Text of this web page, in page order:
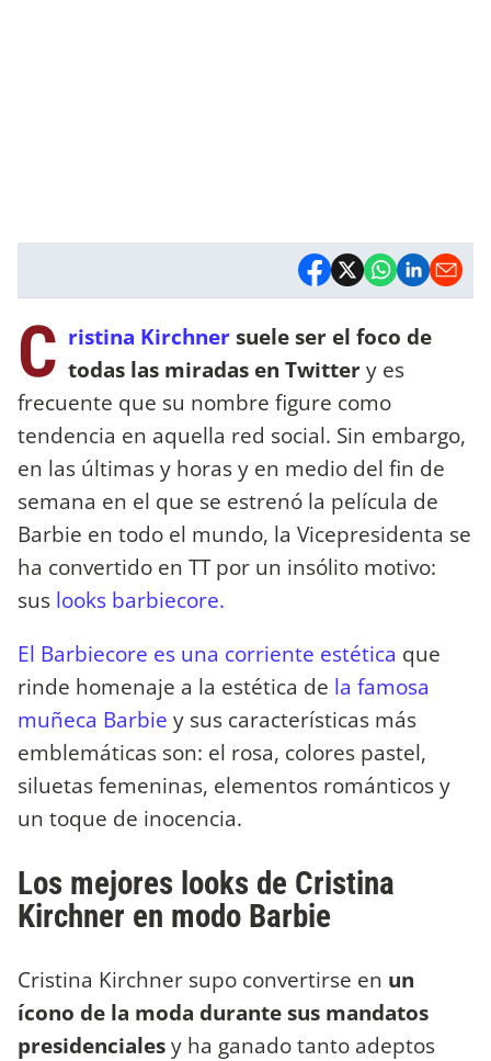
C ristina Kirchnersuele ser el foco de
todas las miradas en Twittery es
frecuente que su nombre figure como
tendencia en aquella red social. Sin embargo,
en las últimas y horas y en medio del fin de
semana en el que se estrenó la película de
Barbie en todo el mundo, la Vicepresidenta se
ha convertido en TT por un insólito motivo:
sus looks barbiecore.
El Barbiecore es una corriente estética que
rinde homenaje a la estética de la famosa
muñeca Barbie y sus características más
emblemáticas son: el rosa, colores pastel,
siluetas femeninas, elementos románticos y
un toque de inocencia.
Los mejores looks de Cristina
Kirchner en modo Barbie
Cristina Kirchner supo convertirse en un
ícono de la moda durante sus mandatos
presidencialesy ha ganado tanto adeptos